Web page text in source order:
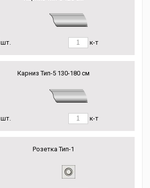
шт. к-т
Карниз Тип-5 130-180 см
шт. к-т
Розетка Тип-1